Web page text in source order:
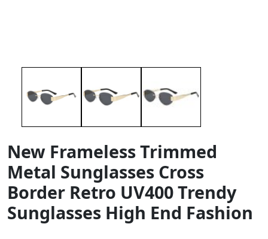
New Frameless Trimmed
Metal Sunglasses Cross
Border Retro UV400 Trendy
Sunglasses High End Fashion